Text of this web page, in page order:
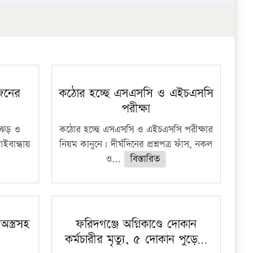
ঝড় ও
কঠোর হচ্ছে এসএসসি ও এইচএসসি
পরীক্ষা
কঠোর হচ্ছে এসএসসি ও এইচএসসি পরীক্ষার
নিয়ম কানুনে। দীর্ঘদিনের প্রশ্নপত্র ফাঁস, নকল
ও...
বিস্তারিত
ফরিদগঞ্জে অগ্নিকাণ্ডে দোকান
কর্মচারীর মৃত্যু, ৫ দোকান পুড়ে…